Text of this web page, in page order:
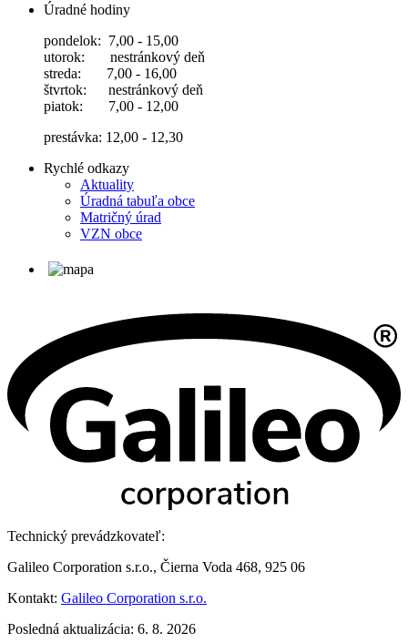
Úradné hodiny
pondelok: 7,00 - 15,00
utorok: nestránkový deň
streda: 7,00 - 16,00
štvrtok: nestránkový deň
piatok: 7,00 - 12,00
prestávka: 12,00 - 12,30
Rychlé odkazy
Aktuality
Úradná tabuľa obce
Matričný úrad
VZN obce
Technický prevádzkovateľ:
Galileo Corporation s.r.o., Čierna Voda 468, 925 06
Kontakt: Galileo Corporation s.r.o.
Posledná aktualizácia: 6. 8. 2026